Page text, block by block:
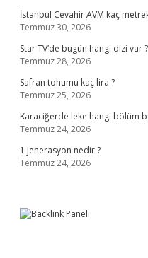
İstanbul Cevahir AVM kaç
Temmuz 30, 2026
Star TV’de bugün hangi dizi var ?
Temmuz 28, 2026
Safran tohumu kaç lira ?
Temmuz 25, 2026
Karaciğerde leke hangi bölüm
Temmuz 24, 2026
1 jenerasyon nedir ?
Temmuz 24, 2026